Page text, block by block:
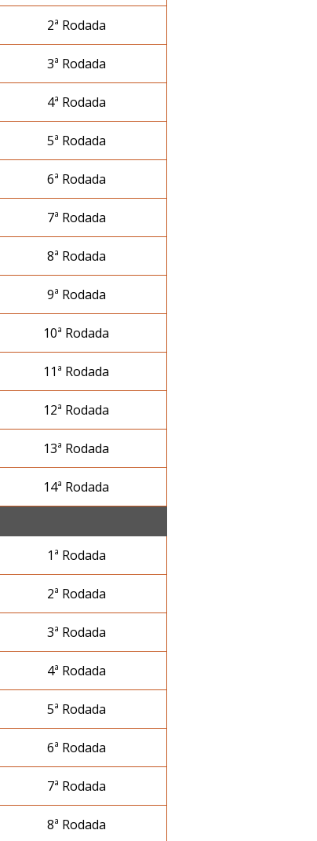
2ª Rodada
3ª Rodada
4ª Rodada
5ª Rodada
6ª Rodada
7ª Rodada
8ª Rodada
9ª Rodada
10ª Rodada
11ª Rodada
12ª Rodada
13ª Rodada
14ª Rodada
1ª Rodada
2ª Rodada
3ª Rodada
4ª Rodada
5ª Rodada
6ª Rodada
7ª Rodada
8ª Rodada